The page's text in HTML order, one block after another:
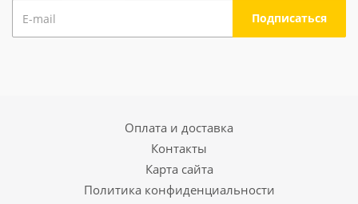
Оплата и доставка
Контакты
Карта сайта
Политика конфиденциальности